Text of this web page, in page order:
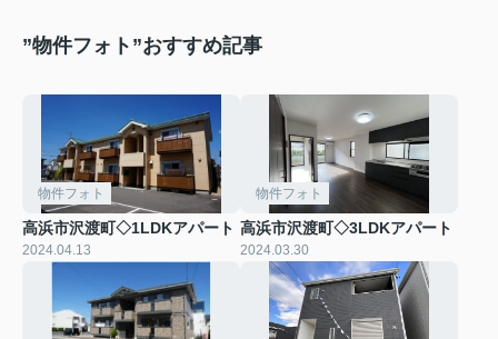
”物件フォト”おすすめ記事
物件フォト
高浜市沢渡町◇1LDKアパート
2024.04.13
物件フォト
高浜市沢渡町◇3LDKアパート
2024.03.30